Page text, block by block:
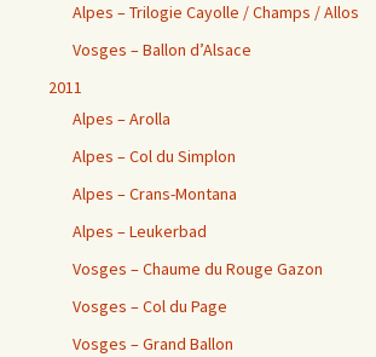
Alpes – Trilogie Cayolle / Champs / Allos
Vosges – Ballon d’Alsace
2011
Alpes – Arolla
Alpes – Col du Simplon
Alpes – Crans-Montana
Alpes – Leukerbad
Vosges – Chaume du Rouge Gazon
Vosges – Col du Page
Vosges – Grand Ballon